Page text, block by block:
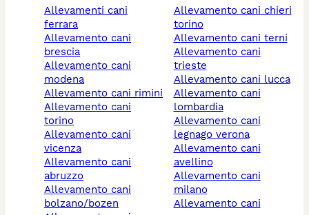
allevamenti cani
ferrara
allevamento cani
brescia
allevamento cani
modena
allevamento cani rimini
allevamento cani
torino
allevamento cani
vicenza
allevamento cani
abruzzo
allevamento cani
bolzano/bozen
allevamento cani chieri
torino
allevamento cani terni
allevamento cani
trieste
allevamento cani lucca
allevamento cani
lombardia
allevamento cani
legnago verona
allevamento cani
avellino
allevamento cani
milano
allevamento cani